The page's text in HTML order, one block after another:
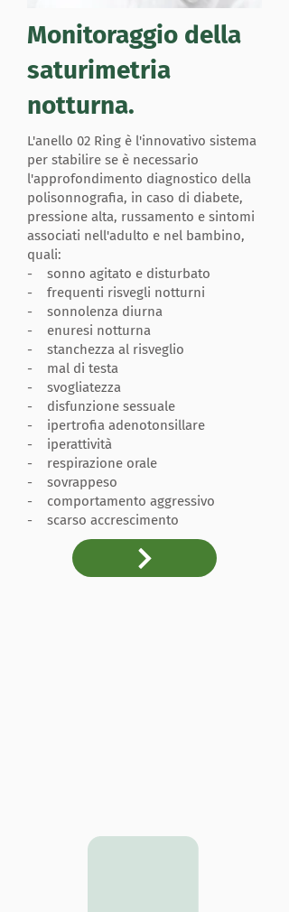
Monitoraggio della
saturimetria
notturna.
L'anello 02 Ring è l'innovativo sistema
per stabilire se è necessario
l'approfondimento diagnostico della
polisonnografia, in caso di diabete,
pressione alta, russamento e sintomi
associati nell'adulto e nel bambino,
quali:
- sonno agitato e disturbato
- frequenti risvegli notturni
- sonnolenza diurna
- enuresi notturna
- stanchezza al risveglio
- mal di testa
- svogliatezza
- disfunzione sessuale
- ipertrofia adenotonsillare
- iperattività
- respirazione orale
- sovrappeso
- comportamento aggressivo
- scarso accrescimento